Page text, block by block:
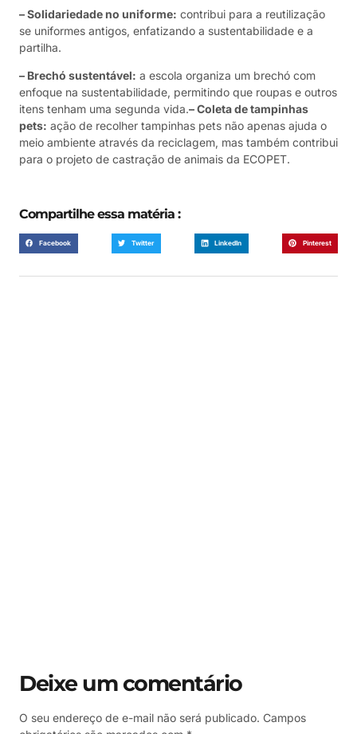
– Solidariedade no uniforme: contribui para a reutilização
se uniformes antigos, enfatizando a sustentabilidade e a
partilha.
– Brechó sustentável: a escola organiza um brechó com
enfoque na sustentabilidade, permitindo que roupas e outros
itens tenham uma segunda vida.– Coleta de tampinhas
pets: ação de recolher tampinhas pets não apenas ajuda o
meio ambiente através da reciclagem, mas também contribui
para o projeto de castração de animais da ECOPET.
Compartilhe essa matéria :
Facebook Twitter LinkedIn Pinterest
Deixe um comentário
O seu endereço de e-mail não será publicado. Campos